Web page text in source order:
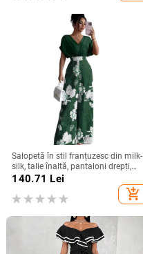
Salopetă în stil franțuzesc din milk-
silk, talie înaltă, pantaloni drepți,
mâneci 3/4, cod XZFSS0230,
140.71 Lei
add_shopping_cart